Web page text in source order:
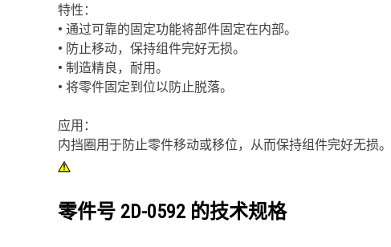
特性：
• 通过可靠的固定功能将部件固定在内部。
• 防止移动，保持组件完好无损。
• 制造精良，耐用。
• 将零件固定到位以防止脱落。
应用：
内挡圈用于防止零件移动或移位，从而保持组件完好无损。
零件号 2D-0592 的技术规格